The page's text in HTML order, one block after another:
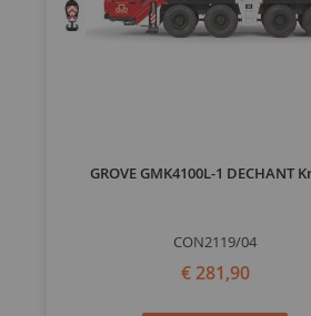
GROVE GMK4100L-1 DECHANT
CON2119/04
€ 281,90